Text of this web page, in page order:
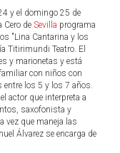
y el domingo 25 de
Cero de Sevilla programa
"Lina Cantarina y los
Titirimundi Teatro. El
y marionetas y está
con niños con
entre los 5 y los 7 años.
actor que interpreta a
saxofonista y
vez que maneja las
Álvarez se encarga de